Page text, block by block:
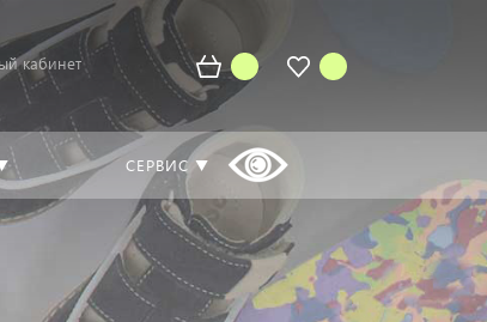
кабинет
СЕРВИС ▼